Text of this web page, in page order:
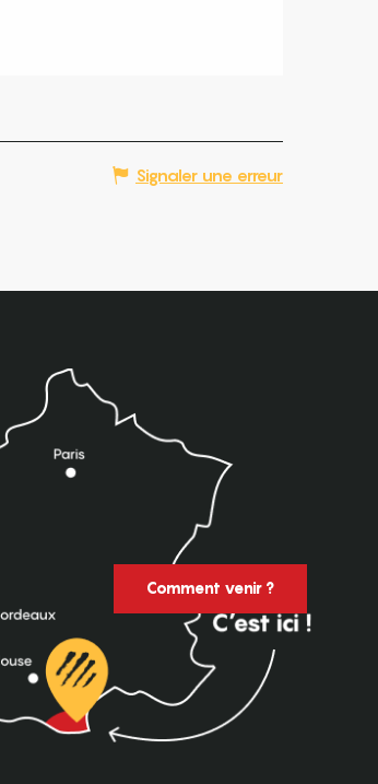
Signaler une erreur
Comment venir ?